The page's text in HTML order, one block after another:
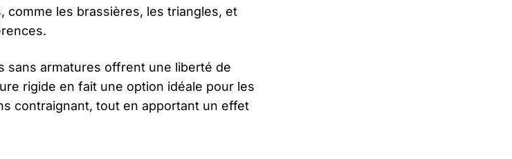
comme les brassières, les triangles, et
sans armatures offrent une liberté de
rigide en fait une option idéale pour les
contraignant, tout en apportant un effet